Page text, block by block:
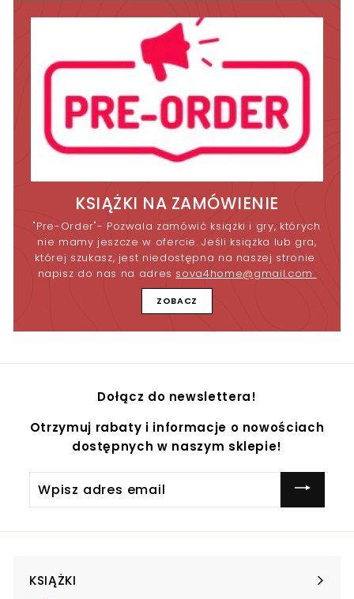
KSIĄŻKI NA ZAMÓWIENIE
"Pre-Order"- Pozwala zamówić książki i gry, których
nie mamy jeszcze w ofercie. Jeśli książka lub gra,
której szukasz, jest niedostępna na naszej stronie
napisz do nas na adres sova4home@gmail.com
ZOBACZ
Dołącz do newslettera!
Otrzymuj rabaty i informacje o nowościach
dostępnych w naszym sklepie!
adres
KSIĄŻKI
Expand